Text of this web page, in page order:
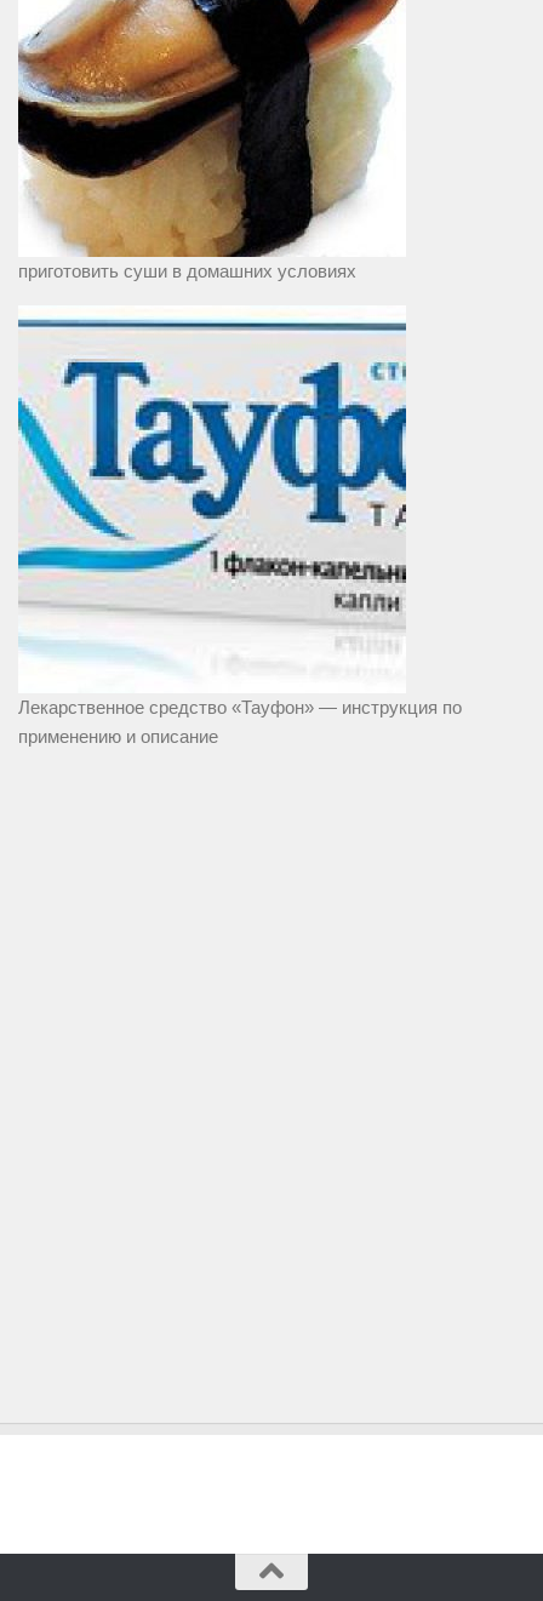
приготовить суши в домашних условиях
Лекарственное средство «Тауфон» — инструкция по
применению и описание